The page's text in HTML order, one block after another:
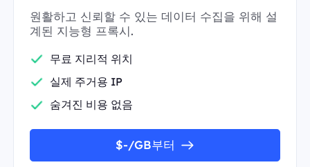
원활하고 신뢰할 수 있는 데이터 수집을 위해 설
계된 지능형 프록시.
무료 지리적 위치
실제 주거용 IP
숨겨진 비용 없음
$-/GB부터